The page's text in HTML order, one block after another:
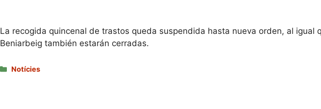
La recogida quincenal de trastos queda suspendida hasta nueva orden, al igual
Beniarbeig también estarán cerradas.
Categories
Notícies